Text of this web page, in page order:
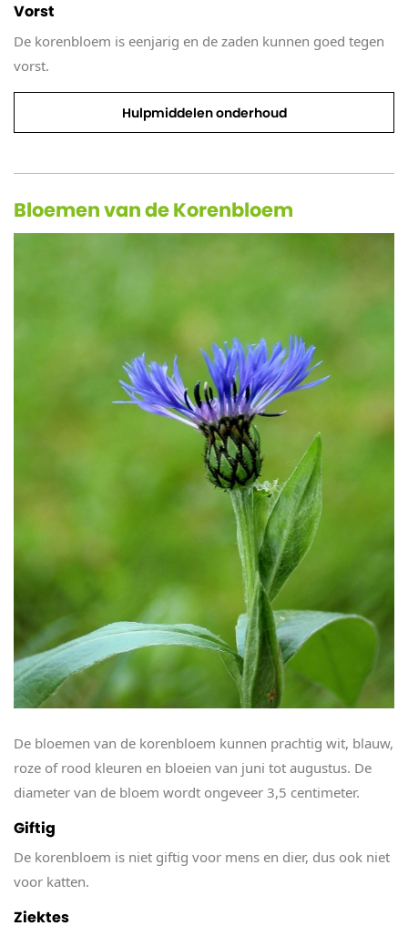
Vorst
De korenbloem is eenjarig en de zaden kunnen goed tegen
vorst.
Hulpmiddelen onderhoud
Bloemen van de Korenbloem
De bloemen van de korenbloem kunnen prachtig wit, blauw,
roze of rood kleuren en bloeien van juni tot augustus. De
diameter van de bloem wordt ongeveer 3,5 centimeter.
Giftig
De korenbloem is niet giftig voor mens en dier, dus ook niet
voor katten.
Ziektes